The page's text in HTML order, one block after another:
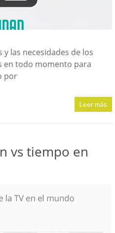
las necesidades de los
en todo momento para
por
Leer más
vs tiempo en